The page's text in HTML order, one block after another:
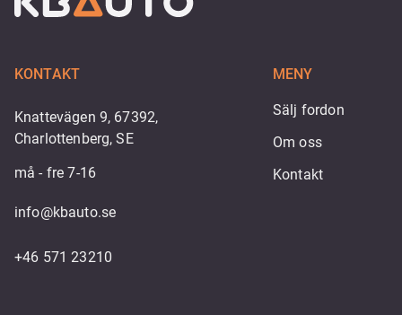
KONTAKT
Knattevägen 9, 67392,
Charlottenberg, SE
må - fre 7-16
info@kbauto.se
+46 571 23210
MENY
Sälj fordon
Om oss
Kontakt